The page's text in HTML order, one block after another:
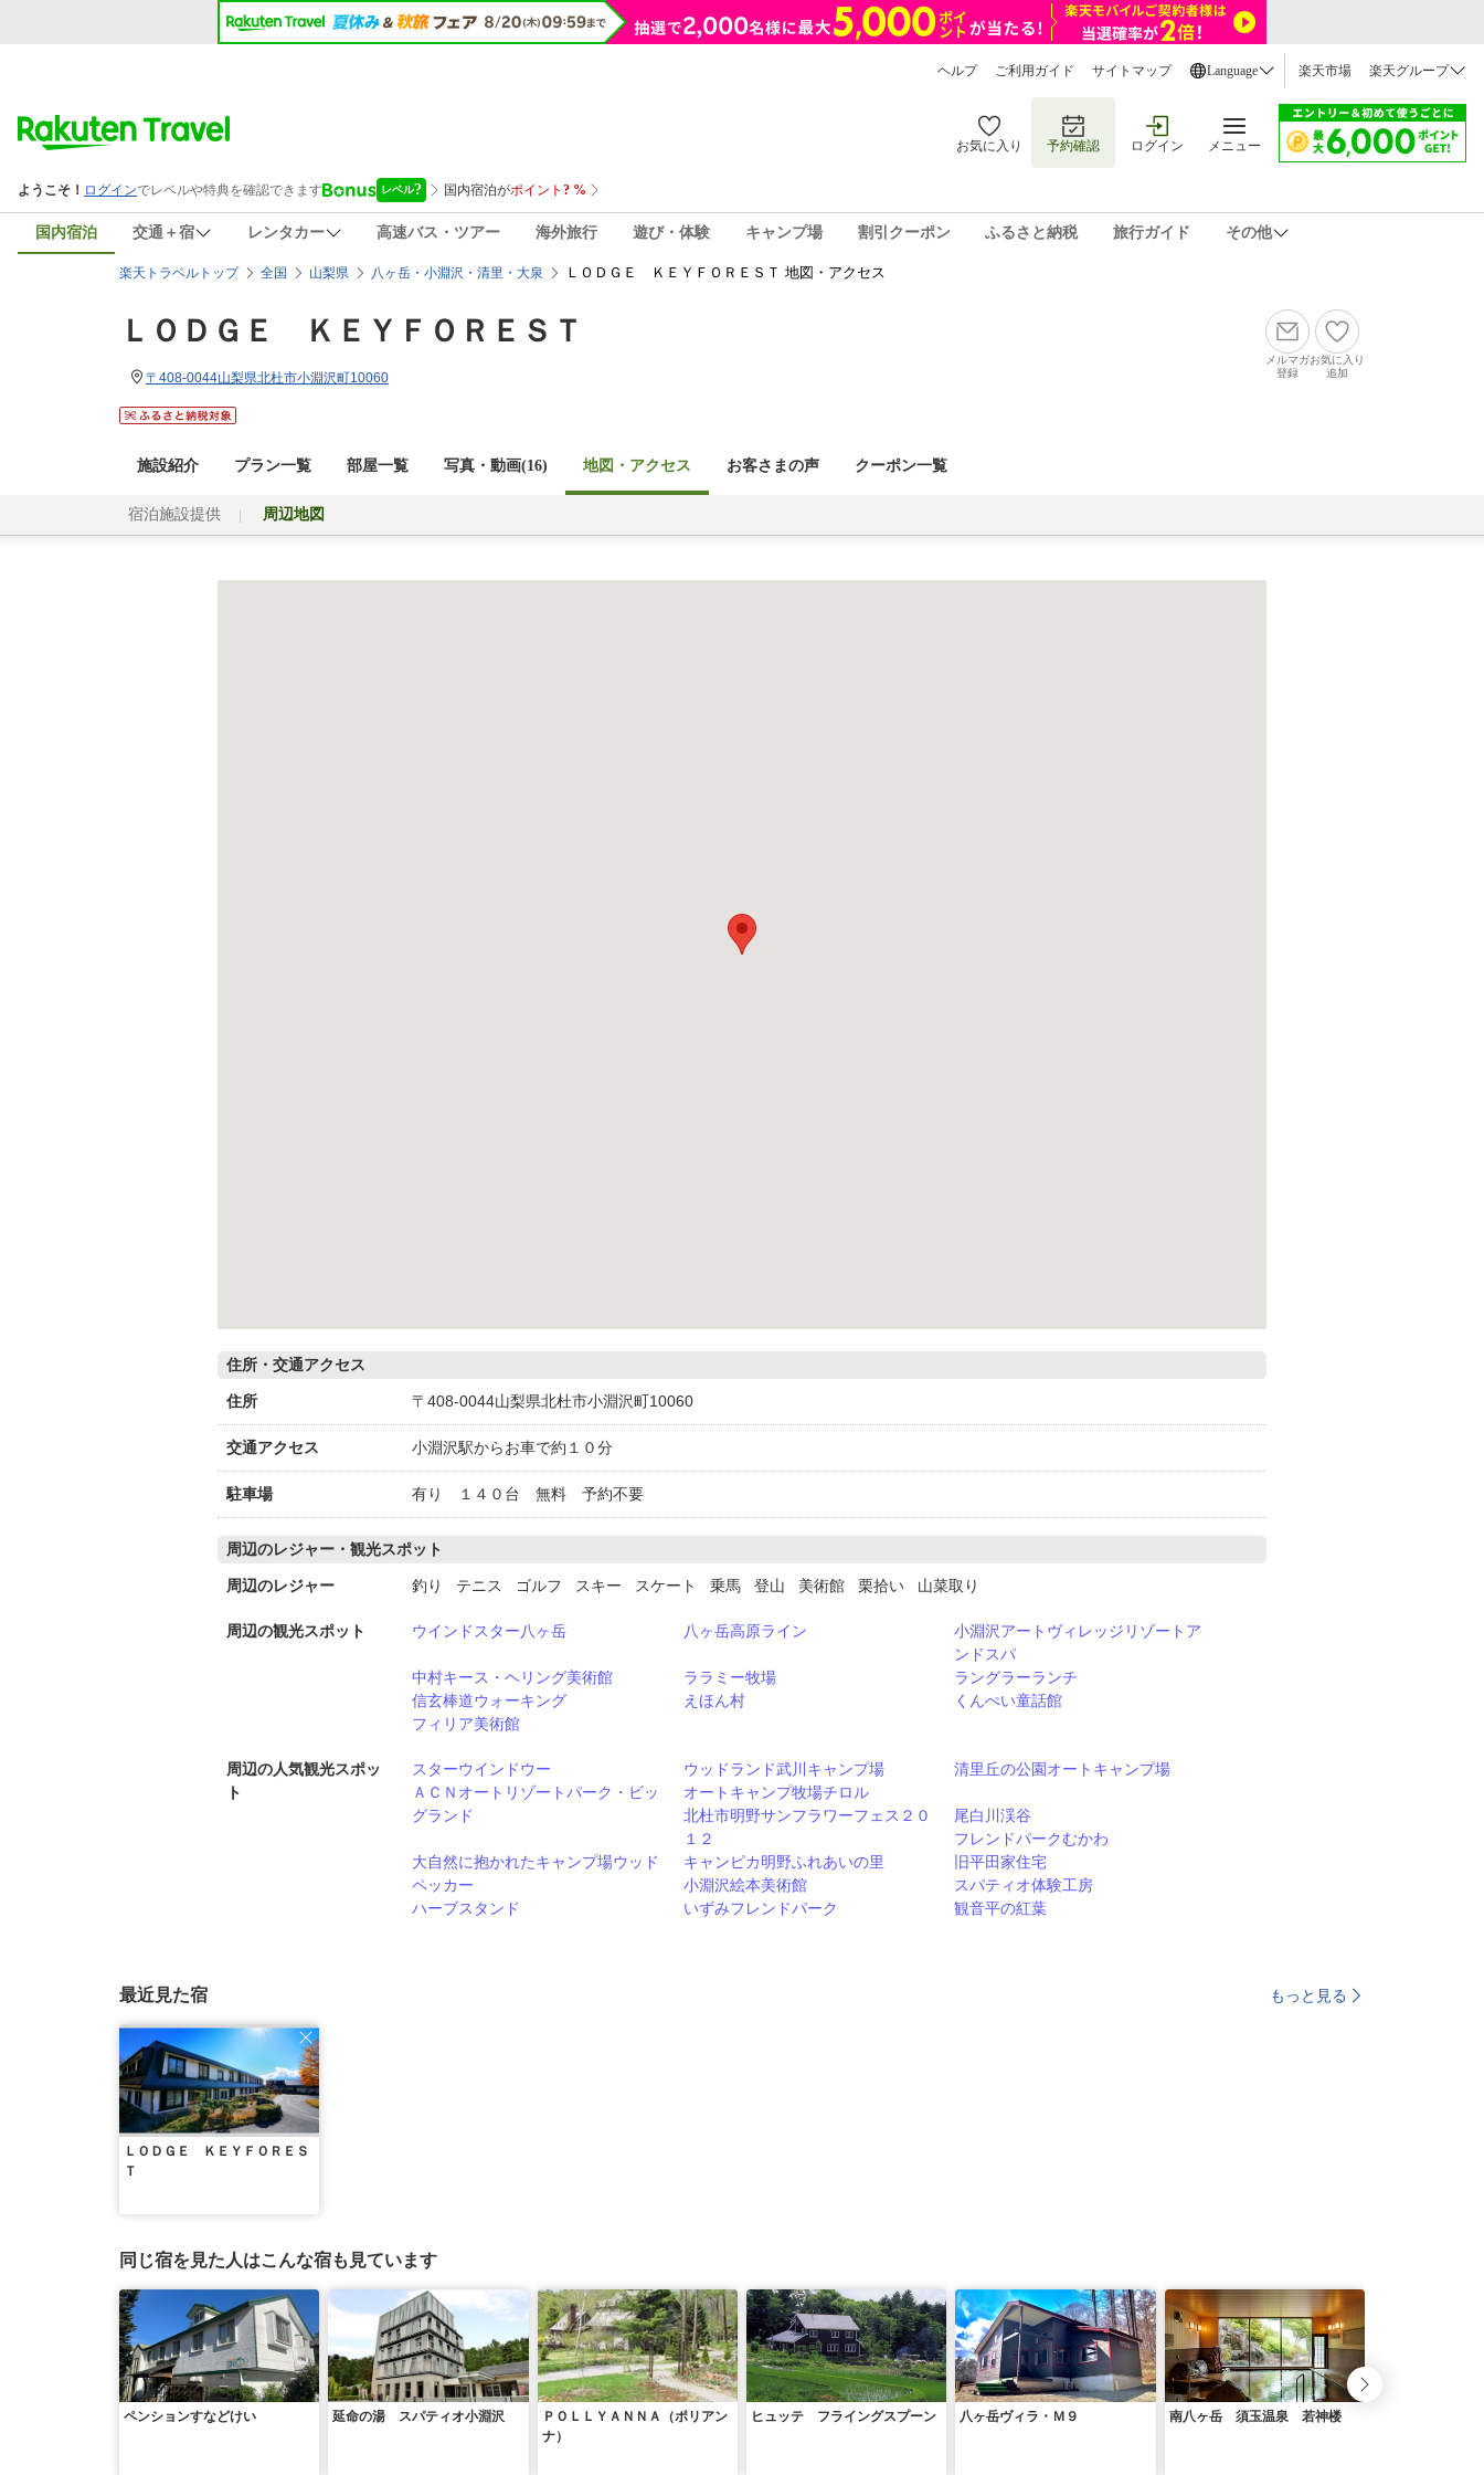
ヘルプ ご利用ガイド サイトマップ Language 楽天市場 楽天グループ
お気に入り 予約確認 ログイン メニュー
国内宿泊 交通＋宿 レンタカー 高速バス・ツアー 海外旅行 遊び・体験 キャンプ場 割引クーポン ふるさと納税 旅行ガイド その他
楽天トラベルトップ 全国 山梨県 八ヶ岳・小淵沢・清里・大泉 ＬＯＤＧＥ ＫＥＹＦＯＲＥＳＴ 地図・アクセス
ＬＯＤＧＥ ＫＥＹＦＯＲＥＳＴ
〒408-0044山梨県北杜市小淵沢町10060
メルマガ
登録
お気に入り
追加
施設紹介 プラン一覧 部屋一覧 写真・動画(16) 地図・アクセス お客さまの声 クーポン一覧
宿泊施設提供 周辺地図
住所・交通アクセス
住所 〒408-0044山梨県北杜市小淵沢町10060
交通アクセス 小淵沢駅からお車で約１０分
駐車場 有り １４０台 無料 予約不要
周辺のレジャー・観光スポット
周辺のレジャー 釣り テニス ゴルフ スキー スケート 乗馬 登山 美術館 栗拾い 山菜取り
周辺の観光スポット ウインドスター八ヶ岳 八ヶ岳高原ライン
小淵沢アートヴィレッジリゾートア
ンドスパ
中村キース・ヘリング美術館
ララミー牧場
ラングラーランチ
信玄棒道ウォーキング
えほん村
くんぺい童話館
フィリア美術館
周辺の人気観光スポッ
ト
スターウインドウー ウッドランド武川キャンプ場
清里丘の公園オートキャンプ場
ＡＣＮオートリゾートパーク・ビッ
グランド
オートキャンプ牧場チロル
北杜市明野サンフラワーフェス２０
１２
尾白川渓谷
フレンドパークむかわ
大自然に抱かれたキャンプ場ウッド
ペッカー
キャンピカ明野ふれあいの里
旧平田家住宅
小淵沢絵本美術館
スパティオ体験工房
ハーブスタンド
いずみフレンドパーク 観音平の紅葉
最近見た宿 もっと見る
ＬＯＤＧＥ ＫＥＹＦＯＲＥＳ
Ｔ
同じ宿を見た人はこんな宿も見ています
ペンションすなどけい 延命の湯 スパティオ小淵沢
ＰＯＬＬＹＡＮＮＡ（ポリアン
ナ）
ヒュッテ フライングスプーン 八ヶ岳ヴィラ・Ｍ９ 南八ヶ岳 須玉温泉 若神楼